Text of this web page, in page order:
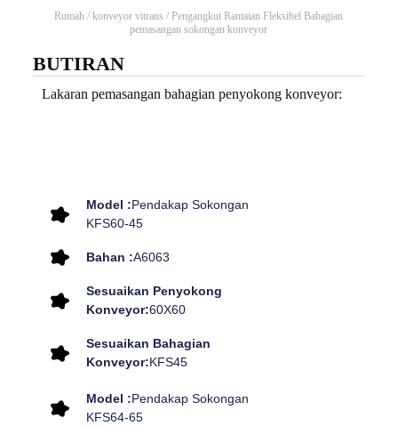
Rumah /konveyor vitrans / Pengangkut Rantaian Fleksibel Bahagian
pemasangan sokongan konveyor
BUTIRAN
Lakaran pemasangan bahagian penyokong konveyor:
Model :Pendakap Sokongan
KFS60-45
Bahan :A6063
Sesuaikan Penyokong
Konveyor:60X60
Sesuaikan Bahagian
Konveyor:KFS45
Model :Pendakap Sokongan
KFS64-65